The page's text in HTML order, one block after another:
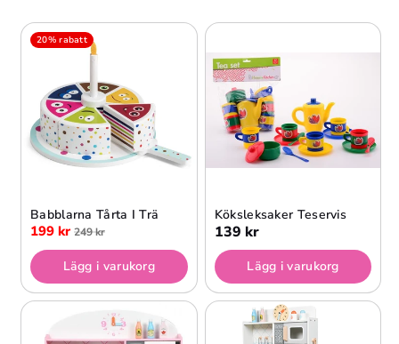
E
: 20% rabatt
Babblarna Tårta I Trä
199 kr 249 kr
Lägg i varukorg
Köksleksaker Teservis
139 kr
Lägg i varukorg